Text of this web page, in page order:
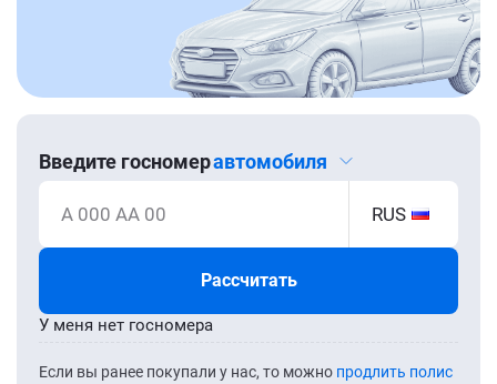
Введите госномеравтомобиля
А 000 АА 00 RUS
Рассчитать
Если вы ранее покупали у нас, то можно продлить полис
У меня нет госномера